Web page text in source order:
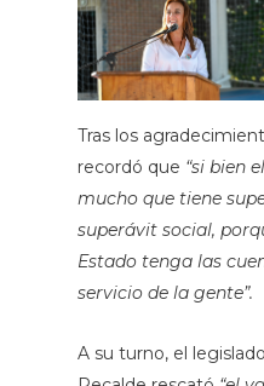
Tras los
recordó que “si bien
mucho que tiene
superávit social,
Estado tenga las
servicio de la gente”.
A su turno, el